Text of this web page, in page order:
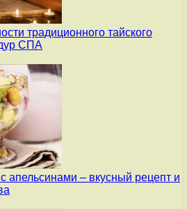
традиционного тайского
СПА
апельсинами – вкусный рецепт и